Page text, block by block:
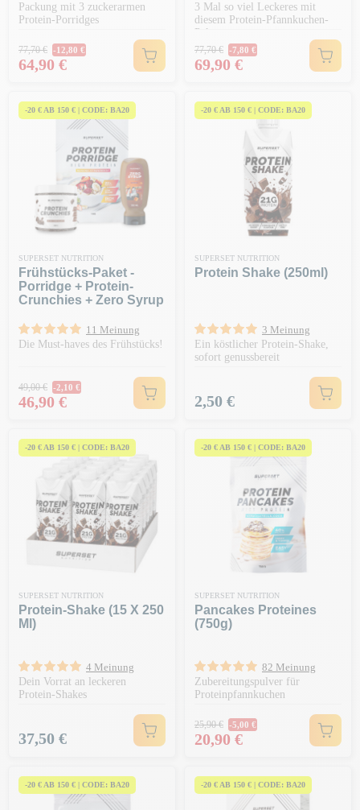
Packung mit 3 zuckerarmen
Protein-Porridges
Regulärer Preis
77,70 € -12,80 €
Preis
64,90 €
3 Mal so viel Leckeres mit
diesem Protein-Pfannkuchen-
Paket
Regulärer Preis
77,70 € -7,80 €
Preis
69,90 €
-20 € AB 150 € | CODE: BA20
SUPERSET NUTRITION
Frühstücks-Paket -
Porridge + Protein-
Crunchies + Zero Syrup
11 Meinung
Die Must-haves des Frühstücks!
Regulärer Preis
49,00 € -2,10 €
Preis
46,90 €
-20 € AB 150 € | CODE: BA20
SUPERSET NUTRITION
Protein Shake (250ml)
3 Meinung
Ein köstlicher Protein-Shake,
sofort genussbereit
Preis
2,50 €
-20 € AB 150 € | CODE: BA20
SUPERSET NUTRITION
Protein-Shake (15 X 250
Ml)
4 Meinung
Dein Vorrat an leckeren
Protein-Shakes
Preis
37,50 €
-20 € AB 150 € | CODE: BA20
SUPERSET NUTRITION
Pancakes Proteines
(750g)
82 Meinung
Zubereitungspulver für
Proteinpfannkuchen
Regulärer Preis
25,90 € -5,00 €
Preis
20,90 €
-20 € AB 150 € | CODE: BA20 -20 € AB 150 € | CODE: BA20